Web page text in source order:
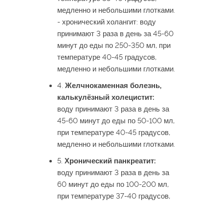
медленно и небольшими глотками.
- хронический холангит: воду
принимают 3 раза в день за 45-60
минут до еды по 250-350 мл, при
температуре 40-45 градусов,
медленно и небольшими глотками.
4. Желчнокаменная болезнь,
калькулёзный холецистит:
воду принимают 3 раза в день за
45-60 минут до еды по 50-100 мл,
при температуре 40-45 градусов,
медленно и небольшими глотками.
5. Хронический панкреатит:
воду принимают 3 раза в день за
60 минут до еды по 100-200 мл,
при температуре 37-40 градусов,